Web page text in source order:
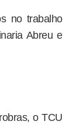
no trabalho
Abreu e
o TCU